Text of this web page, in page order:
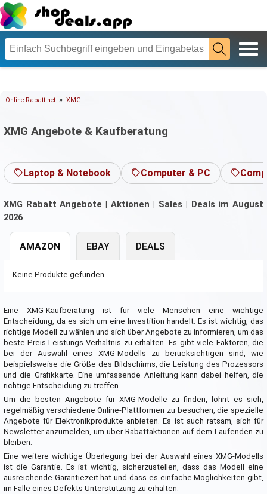
Online-Rabatt.net » XMG
XMG Angebote & Kaufberatung
Laptop & Notebook Computer & PC
XMG Rabatt Angebote | Aktionen | Sales | Deals im August
2026
AMAZON
Keine Produkte gefunden.
EBAY DEALS
Eine XMG-Kaufberatung ist für viele Menschen eine wichtige
Entscheidung, da es sich um eine Investition handelt. Es ist wichtig, das
richtige Modell zu wählen und sich über Angebote zu informieren, um das
beste Preis-Leistungs-Verhältnis zu erhalten. Es gibt viele Faktoren, die
bei der Auswahl eines XMG-Modells zu berücksichtigen sind, wie
beispielsweise die Größe des Bildschirms, die Leistung des Prozessors
und die Grafikkarte. Eine umfassende Anleitung kann dabei helfen, die
richtige Entscheidung zu treffen.
Um die besten Angebote für XMG-Modelle zu finden, lohnt es sich,
regelmäßig verschiedene Online-Plattformen zu besuchen, die spezielle
Angebote für Elektronikprodukte anbieten. Es ist auch ratsam, sich für
Newsletter anzumelden, um über Rabattaktionen auf dem Laufenden zu
bleiben.
Eine weitere wichtige Überlegung bei der Auswahl eines XMG-Modells
ist die Garantie. Es ist wichtig, sicherzustellen, dass das Modell eine
ausreichende Garantiezeit hat und dass es einfache Möglichkeiten gibt,
im Falle eines Defekts Unterstützung zu erhalten.